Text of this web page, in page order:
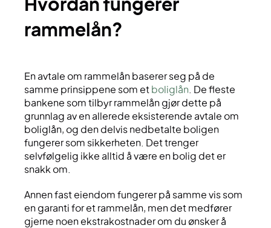
hvordan fungerer
rammelån?
En avtale om rammelån baserer seg på de
samme prinsippene som et boliglån. De fleste
bankene som tilbyr rammelån gjør dette på
grunnlag av en allerede eksisterende avtale om
boliglån, og den delvis nedbetalte boligen
fungerer som sikkerheten. Det trenger
selvfølgelig ikke alltid å være en bolig det er
snakk om.
Annen fast eiendom fungerer på samme vis som
en garanti for et rammelån, men det medfører
gjerne noen ekstrakostnader om du ønsker å